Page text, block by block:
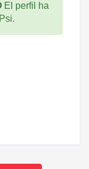
El perfil ha